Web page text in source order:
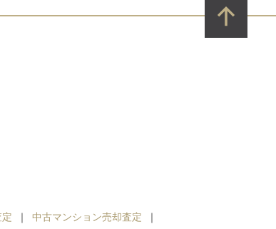
中古マンション売却査定